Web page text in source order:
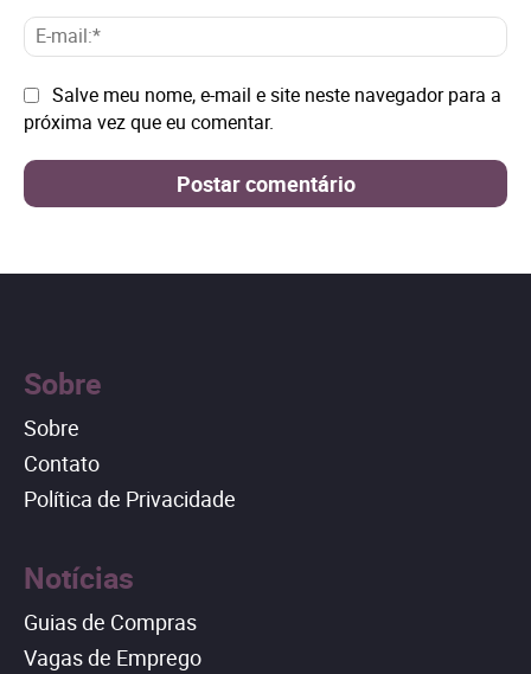
E-
Site: Salve meu nome, e-mail e site neste navegador para a
próxima vez que eu comentar.
Sobre
Sobre
Contato
Política de Privacidade
Notícias
Guias de Compras
Vagas de Emprego